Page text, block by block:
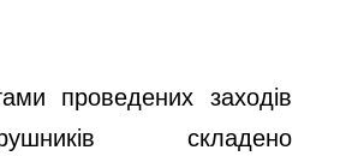
проведених заходів
складено